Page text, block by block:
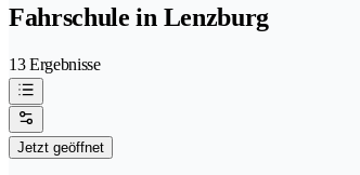
Fahrschule in Lenzburg
13 Ergebnisse
Jetzt geöffnet